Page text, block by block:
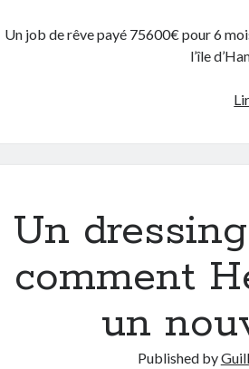
Un job de rêve payé 75600€ pour 6
l’île
Un
comment
un
Published by